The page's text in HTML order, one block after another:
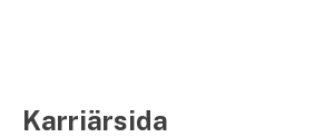
Karriärsida